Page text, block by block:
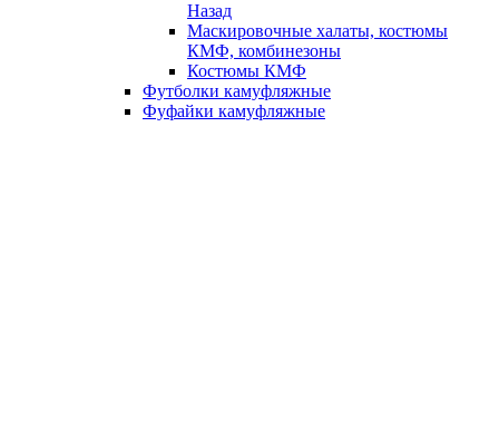
Назад
Маскировочные халаты, костюмы
КМФ, комбинезоны
Костюмы КМФ
Футболки камуфляжные
Фуфайки камуфляжные